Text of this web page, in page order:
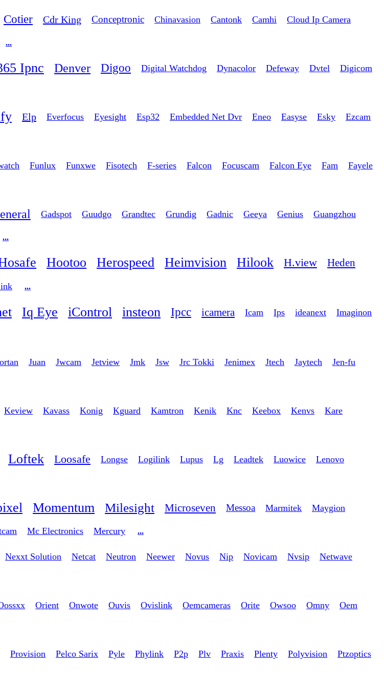
Cotier Cdr King Conceptronic Chinavasion Cantonk Camhi Cloud Ip Camera
...
Ipnc Denver Digoo Digital Watchdog Dynacolor Defeway Dvtel Digicom
Elp Everfocus Eyesight Esp32 Embedded Net Dvr Eneo Easyse Esky Ezcam
Funlux Funxwe Fisotech F-series Falcon Focuscam Falcon Eye Fam Fayele
Gadspot Guudgo Grandtec Grundig Gadnic Geeya Genius Guangzhou
...
Hootoo Herospeed Heimvision Hilook H.view Heden
...
Iq Eye iControl insteon Ipcc icamera Icam Ips ideanext Imaginon
Juan Jwcam Jetview Jmk Jsw Jrc Tokki Jenimex Jtech Jaytech Jen-fu
Keview Kavass Konig Kguard Kamtron Kenik Knc Keebox Kenvs Kare
Loftek Loosafe Longse Logilink Lupus Lg Leadtek Luowice Lenovo
Momentum Milesight Microseven Messoa Marmitek Maygion
Mc Electronics Mercury
...
Nexxt Solution Netcat Neutron Neewer Novus Nip Novicam Nvsip Netwave
Orient Onwote Ouvis Ovislink Oemcameras Orite Owsoo Omny Oem
Provision Pelco Sarix Pyle Phylink P2p Plv Praxis Plenty Polyvision Ptzoptics